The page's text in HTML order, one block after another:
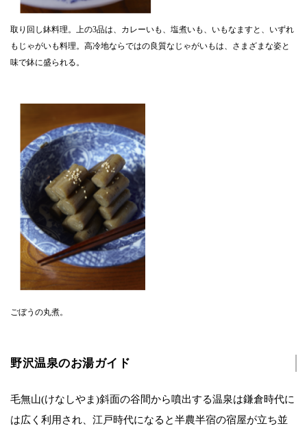
取り回し鉢料理。上の3品は、カレーいも、塩煮いも、いもなますと、いずれ
もじゃがいも料理。高冷地ならではの良質なじゃがいもは、さまざまな姿と
味で鉢に盛られる。
ごぼうの丸煮。
野沢温泉のお湯ガイド
毛無山(けなしやま)斜面の谷間から噴出する温泉は鎌倉時代に
は広く利用され、江戸時代になると半農半宿の宿屋が立ち並